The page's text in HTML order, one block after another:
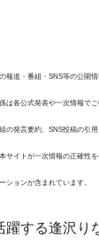
報道・番組・SNS等の公開
は各公式発表や一次情報でご
の発言要約、SNS投稿の引
サイトが一次情報の正確性を
ションが含まれています。
する逢沢り